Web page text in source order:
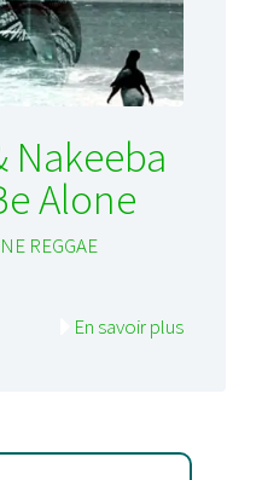
Nakeeba
Alone
REGGAE
En savoir plus